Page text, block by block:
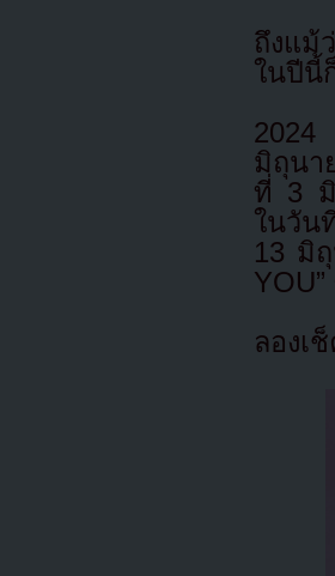
ถึงแม้
ในปีนี้
มิถุนา
ที่ 3 มิ
ในวัน
13 มิ
ลองเ